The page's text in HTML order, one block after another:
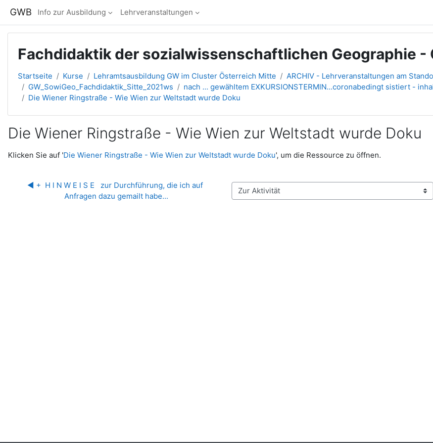
GWB Info zur Ausbildung Lehrveranstaltungen
Fachdidaktik der sozialwissenschaftlichen Geographie -
Startseite Kurse Lehramtsausbildung GW im Cluster Österreich Mitte ARCHIV - Lehrveranstaltungen am
GW_SowiGeo_Fachdidaktik_Sitte_2021ws
nach ... gewähltem EXKURSIONSTERMIN...coronabedingt sistiert -
Die Wiener Ringstraße - Wie Wien zur Weltstadt wurde Doku
Die Wiener Ringstraße - Wie Wien zur Weltstadt wurde Doku
Abschlussbedingungen
Klicken Sie auf 'Die Wiener Ringstraße - Wie Wien zur Weltstadt wurde Doku', um die Ressource zu öffnen.
◀︎ +  H I N W E I S E   zur Durchführung, die ich auf
Anfragen dazu gemailt habe...
Zur Aktivität